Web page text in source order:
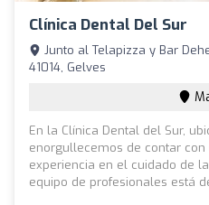
Clínica Dental Del Sur
Junto al Telapizza y Bar
41014, Gelves
En la Clínica Dental del Sur,
enorgullecemos de contar con
experiencia en el cuidado de
equipo de profesionales está